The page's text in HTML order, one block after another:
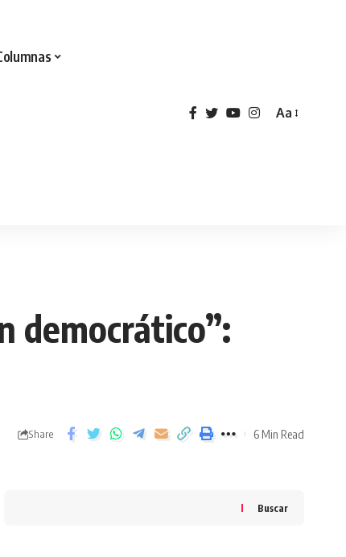
Aa
democrático”:
Share 6 Min Read
Buscar